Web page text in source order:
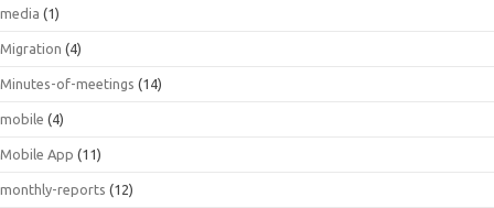
media (1)
Migration (4)
Minutes-of-meetings (14)
mobile (4)
Mobile App (11)
monthly-reports (12)